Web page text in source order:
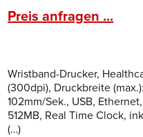
Preis anfragen ...
Wristband-Drucker,
(300dpi), Druckbreite
102mm/Sek., USB,
512MB, Real Time Clock,
(…)